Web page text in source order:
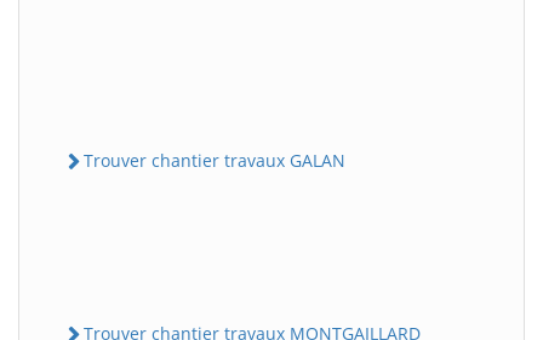
Trouver chantier travaux GALAN
Trouver chantier travaux MONTGAILLARD